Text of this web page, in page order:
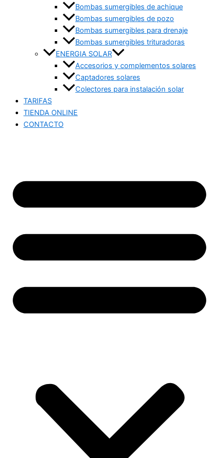
Bombas sumergibles de achique
Bombas sumergibles de pozo
Bombas sumergibles para drenaje
Bombas sumergibles trituradoras
ENERGIA SOLAR
Accesorios y complementos solares
Captadores solares
Colectores para instalación solar
TARIFAS
TIENDA ONLINE
CONTACTO